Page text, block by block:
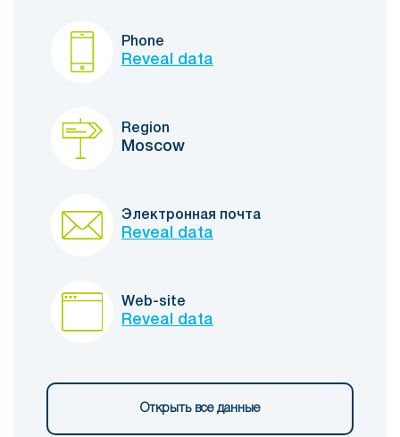
Phone
Reveal data
Region
Moscow
Электронная почта
Reveal data
Web-site
Reveal data
Открыть все данные